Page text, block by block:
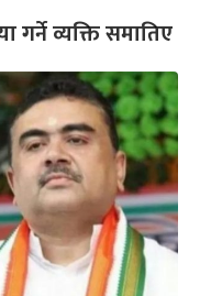
गर्ने व्यक्ति समातिए